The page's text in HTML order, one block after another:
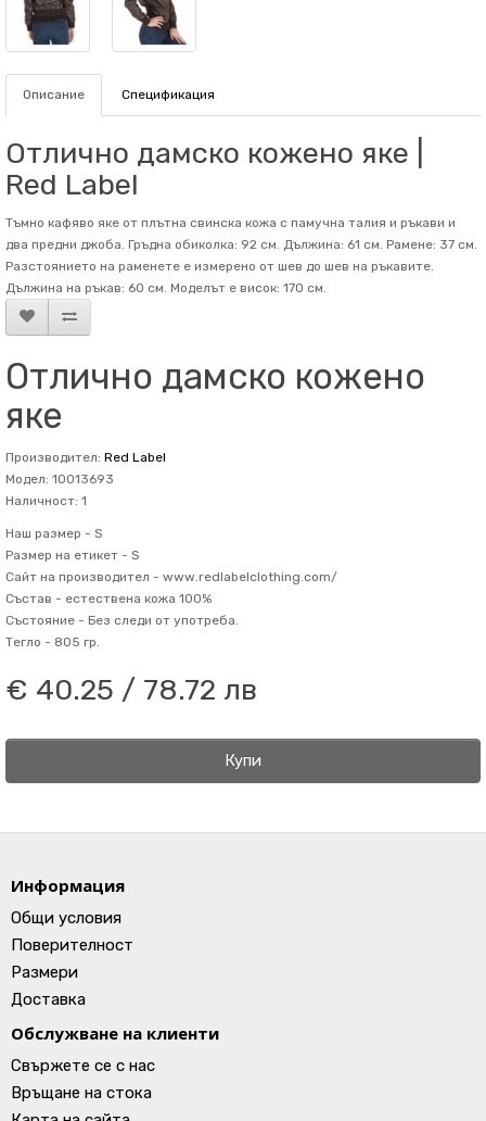
Описание Спецификация
Отлично дамско кожено яке |
Red Label
Тъмно кафяво яке от плътна свинска кожа с памучна талия и ръкави и
два предни джоба. Гръдна обиколка: 92 см. Дължина: 61 см. Рамене: 37 см.
Разстоянието на раменете е измерено от шев до шев на ръкавите.
Дължина на ръкав: 60 см. Mоделът е висок: 170 см.
Отлично дамско кожено
яке
Производител: Red Label
Модел: 10013693
Наличност: 1
Наш размер - S
Размер на етикет - S
Сайт на производител - www.redlabelclothing.com/
Състав - естествена кожа 100%
Състояние - Без следи от употреба.
Тегло - 805 гр.
€ 40.25 / 78.72 лв
Купи
Информация
Общи условия
Поверителност
Размери
Доставка
Обслужване на клиенти
Свържете се с нас
Връщане на стока